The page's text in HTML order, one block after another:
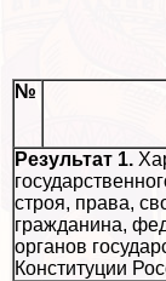
№
Результат 1.
строя, права,
гражданина,
органов
Конституции